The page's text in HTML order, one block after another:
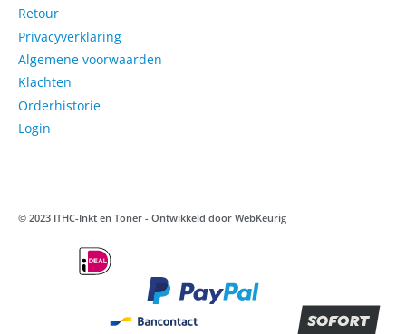
Retour
Privacyverklaring
Algemene voorwaarden
Klachten
Orderhistorie
Login
© 2023 ITHC-Inkt en Toner - Ontwikkeld door WebKeurig